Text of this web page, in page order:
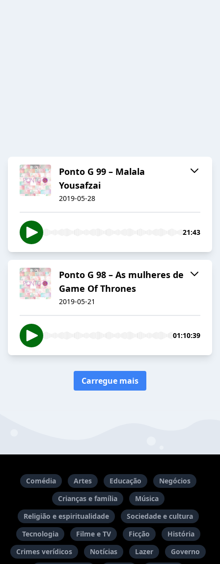
Ponto G 99 – Malala
Yousafzai
2019-05-28
21:43
Ponto G 98 – As mulheres de
Game Of Thrones
2019-05-21
01:10:39
Carregue mais
Comédia Artes Educação
Negócios
Crianças e família
Música
Religião e espiritualidade
Sociedade e cultura
Tecnologia
Filme e TV Ficção
História
Crimes verídicos
Notícias Lazer Governo